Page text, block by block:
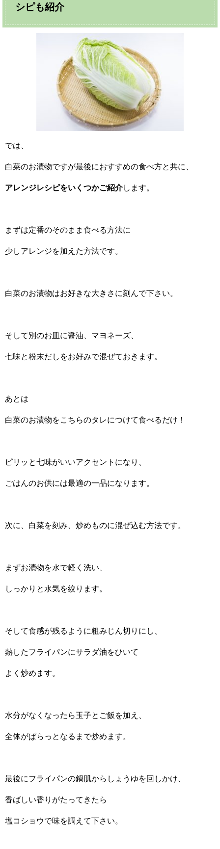
シピも紹介
では、
白菜のお漬物ですが最後におすすめの食べ方と共に、
アレンジレシピをいくつかご紹介します。
まずは定番のそのまま食べる方法に
少しアレンジを加えた方法です。
白菜のお漬物はお好きな大きさに刻んで下さい。
そして別のお皿に醤油、マヨネーズ、
七味と粉末だしをお好みで混ぜておきます。
あとは
白菜のお漬物をこちらのタレにつけて食べるだけ！
ピリッと七味がいいアクセントになり、
ごはんのお供には最適の一品になります。
次に、白菜を刻み、炒めものに混ぜ込む方法です。
まずお漬物を水で軽く洗い、
しっかりと水気を絞ります。
そして食感が残るように粗みじん切りにし、
熱したフライパンにサラダ油をひいて
よく炒めます。
水分がなくなったら玉子とご飯を加え、
全体がぱらっとなるまで炒めます。
最後にフライパンの鍋肌からしょうゆを回しかけ、
香ばしい香りがたってきたら
塩コショウで味を調えて下さい。